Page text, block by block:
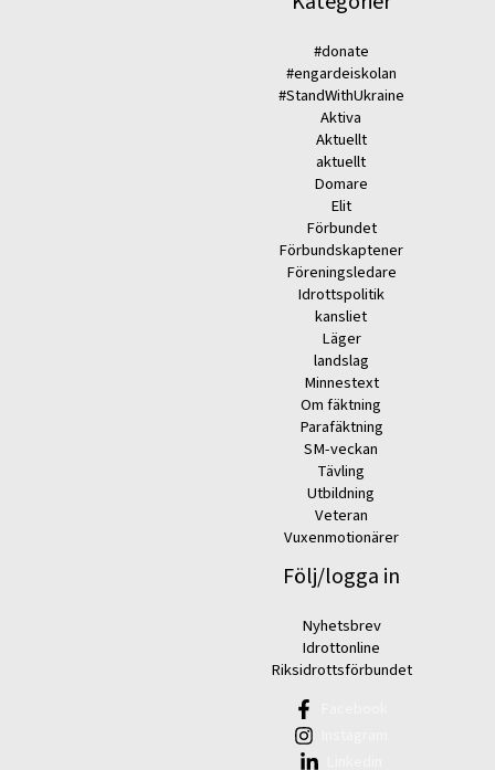
#donate
#engardeiskolan
#StandWithUkraine
Aktiva
Aktuellt
aktuellt
Domare
Elit
Förbundet
Förbundskaptener
Föreningsledare
Idrottspolitik
kansliet
Läger
landslag
Minnestext
Om fäktning
Parafäktning
SM-veckan
Tävling
Utbildning
Veteran
Vuxenmotionärer
Följ/logga in
Nyhetsbrev
Idrottonline
Riksidrottsförbundet